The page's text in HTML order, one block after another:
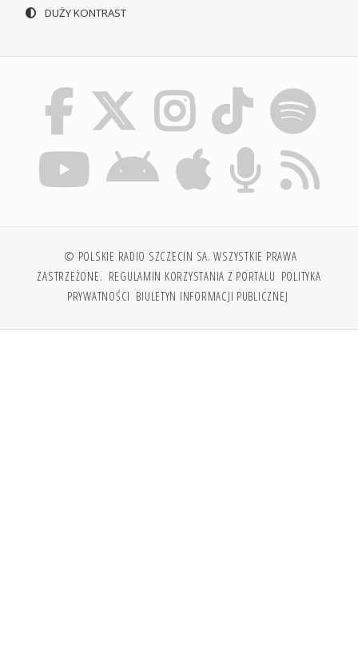
DUŻY KONTRAST
© POLSKIE RADIO SZCZECIN SA. WSZYSTKIE PRAWA
ZASTRZEŻONE. REGULAMIN KORZYSTANIA Z PORTALU POLITYKA
PRYWATNOŚCI BIULETYN INFORMACJI PUBLICZNEJ